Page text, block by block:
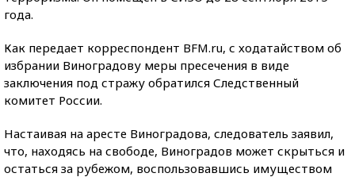
года.
Как передает корреспондент BFM.ru, с ходатайством об
избрании Виноградову меры пресечения в виде
заключения под стражу обратился Следственный
комитет России.
Настаивая на аресте Виноградова, следователь заявил,
что, находясь на свободе, Виноградов может скрыться и
остаться за рубежом, воспользовавшись имуществом